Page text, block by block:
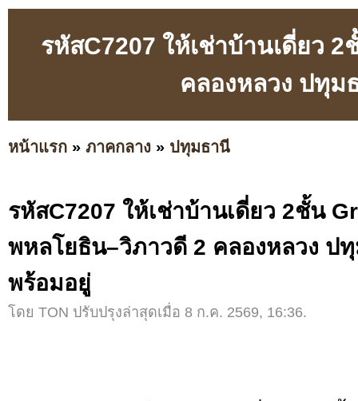
รหัสC7207 ให้เช่าบ้านเดี่ยว
คลองหลวง ปทุม
หน้าแรก » ภาคกลาง » ปทุมธานี
รหัสC7207 ให้เช่าบ้านเดี่ยว 2ชั้น
พหลโยธิน–วิภาวดี 2 คลองหลวง ป
พร้อมอยู่
โดย TON ปรับปรุงล่าสุดเมื่อ 8 ก.ค. 2569, 16:36.